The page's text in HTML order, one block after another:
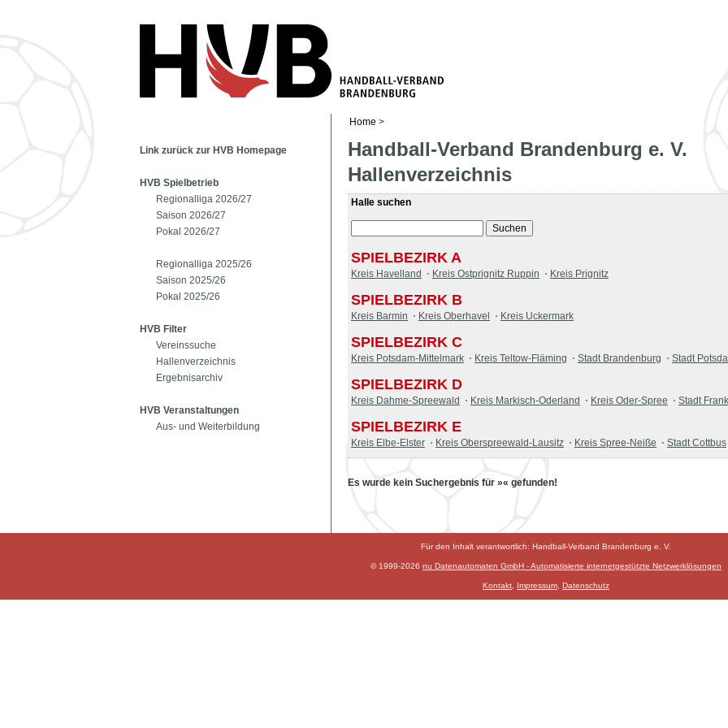
Home >
Link zurück zur HVB Homepage
HVB Spielbetrieb
Regionalliga 2026/27
Saison 2026/27
Pokal 2026/27
Regionalliga 2025/26
Saison 2025/26
Pokal 2025/26
HVB Filter
Vereinssuche
Hallenverzeichnis
Ergebnisarchiv
HVB Veranstaltungen
Aus- und Weiterbildung
Handball-Verband Brandenburg e. V.
Hallenverzeichnis
Halle suchen
SPIELBEZIRK A
Kreis Havelland Kreis Ostprignitz Ruppin Kreis Prignitz
SPIELBEZIRK B
Kreis Barmin Kreis Oberhavel Kreis Uckermark
SPIELBEZIRK C
Kreis Potsdam-Mittelmark Kreis Teltow-Fläming Stadt Brandenburg Stadt
SPIELBEZIRK D
Kreis Dahme-Spreewald Kreis Markisch-Oderland Kreis Oder-Spree Stadt
SPIELBEZIRK E
Kreis Elbe-Elster Kreis Oberspreewald-Lausitz Kreis Spree-Neiße Stadt Cottbus
Es wurde kein Suchergebnis für »« gefunden!
Für den Inhalt verantwortlich: Handball-Verband Brandenburg e. V.
© 1999-2026 nu Datenautomaten GmbH - Automatisierte internetgestützte Netzwerklösungen
Kontakt Impressum Datenschutz